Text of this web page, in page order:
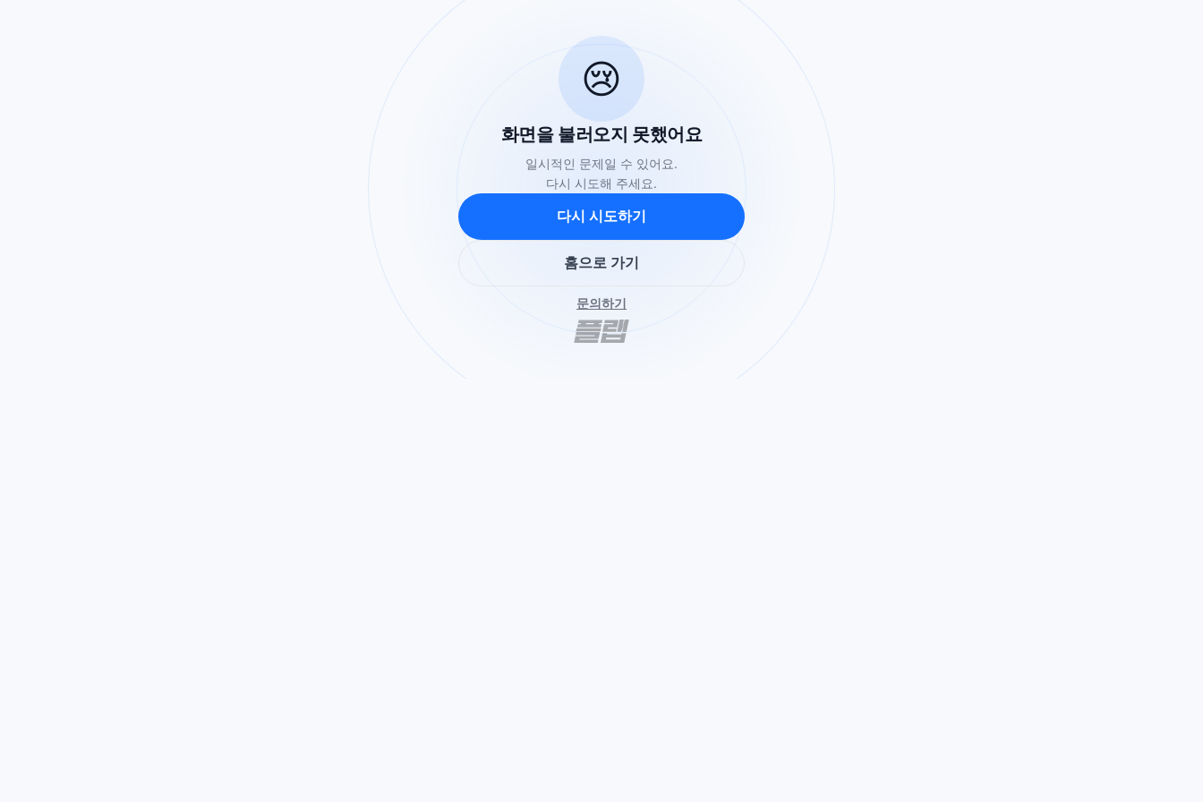
😢
화면을 불러오지 못했어요
일시적인 문제일 수 있어요.
다시 시도해 주세요.
다시 시도하기
홈으로 가기
문의하기